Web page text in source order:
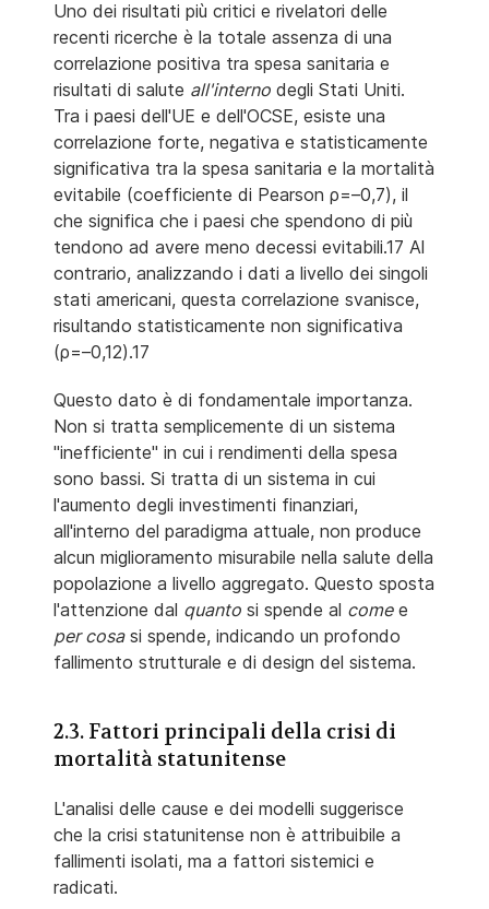
Uno dei risultati più critici e rivelatori delle
recenti ricerche è la totale assenza di una
correlazione positiva tra spesa sanitaria e
risultati di salute all'interno degli Stati Uniti.
Tra i paesi dell'UE e dell'OCSE, esiste una
correlazione forte, negativa e statisticamente
significativa tra la spesa sanitaria e la mortalità
evitabile (coefficiente di Pearson ρ=–0,7), il
che significa che i paesi che spendono di più
tendono ad avere meno decessi evitabili.17 Al
contrario, analizzando i dati a livello dei singoli
stati americani, questa correlazione svanisce,
risultando statisticamente non significativa
(ρ=–0,12).17
Questo dato è di fondamentale importanza.
Non si tratta semplicemente di un sistema
"inefficiente" in cui i rendimenti della spesa
sono bassi. Si tratta di un sistema in cui
l'aumento degli investimenti finanziari,
all'interno del paradigma attuale, non produce
alcun miglioramento misurabile nella salute della
popolazione a livello aggregato. Questo sposta
l'attenzione dal quanto si spende al comee
per cosasi spende, indicando un profondo
fallimento strutturale e di design del sistema.
2.3. Fattori principali della crisi di
mortalità statunitense
L'analisi delle cause e dei modelli suggerisce
che la crisi statunitense non è attribuibile a
fallimenti isolati, ma a fattori sistemici e
radicati.